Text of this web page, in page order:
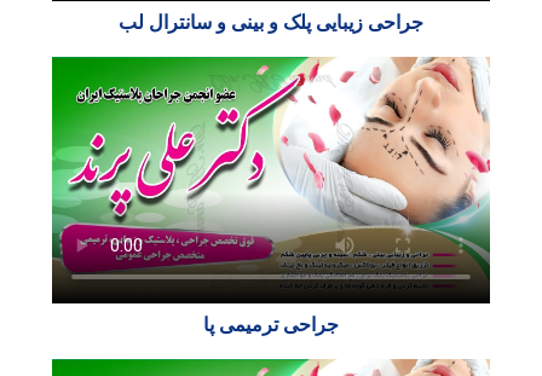
جراحی زیبایی پلک و بینی و سانترال لب
جراحی ترمیمی پا